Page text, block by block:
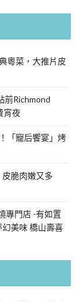
粵菜，大推片皮
前Richmond
宵夜
「寵后饗宴」烤
皮脆肉嫩又多
專門店 -有如置
美味 橋山壽喜